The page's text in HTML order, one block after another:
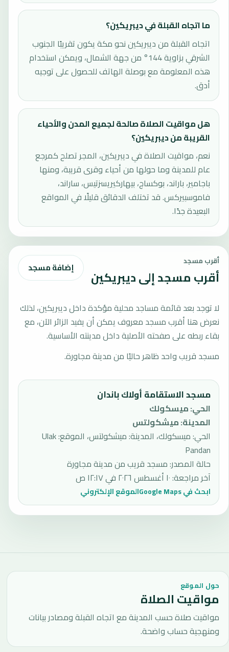
ما اتجاه القبلة في ديبريكين؟
اتجاه القبلة من ديبريكين نحو مكة يكون تقريبًا الجنوب
الشرقي بزاوية 144° من جهة الشمال، ويمكن استخدام
هذه المعلومة مع بوصلة الهاتف للحصول على توجيه
أدق.
هل مواقيت الصلاة صالحة لجميع المدن والأحياء
القريبة من ديبريكين؟
نعم، مواقيت الصلاة في ديبريكين، المجر تصلح كمرجع
عام للمدينة وما حولها من أحياء وقرى قريبة، ومنها
باجامير، باراند، بوكساج، بيهاركيريسزتيس، ساراند،
فاموسبيركس. قد تختلف الدقائق قليلًا في المواقع
البعيدة جدًا.
أقرب مسجد
أقرب مسجد إلى ديبريكين إضافة مسجد
لا توجد بعد قائمة مساجد محلية مؤكدة داخل ديبريكين، لذلك
نعرض هنا أقرب مسجد معروف يمكن أن يفيد الزائر الآن، مع
بقاء ربطه على صفحته الأصلية داخل مدينته الأساسية.
مسجد قريب واحد ظاهر حاليًا من مدينة مجاورة.
مسجد الاستقامة أولاك باندان
الحي:ميسكولك
المدينة:ميشكولتس
الحي: ميسكولك، المدينة: ميشكولتس، الموقع: Ulak
Pandan
حالة المصدر:مسجد قريب من مدينة مجاورة
آخر مراجعة:١٠ أغسطس ٢٠٢٦ في ١٢:١٧ ص
ابحث في Google Maps الموقع الإلكتروني
حول الموقع
مواقيت الصلاة
مواقيت صلاة حسب المدينة مع اتجاه القبلة ومصادر بيانات
ومنهجية حساب واضحة.